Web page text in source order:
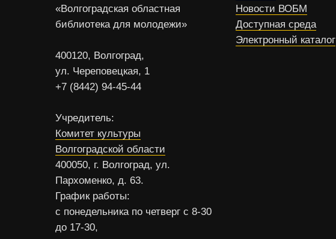
«Волгоградская областная
библиотека для молодежи»
400120, Волгоград,
ул. Череповецкая, 1
+7 (8442) 94-45-44
Учредитель:
Комитет культуры
Волгоградской области
400050, г. Волгоград, ул.
Пархоменко, д. 63.
График работы:
с понедельника по четверг с 8-30
до 17-30,
Новости ВОБМ
Доступная среда
Электронный каталог